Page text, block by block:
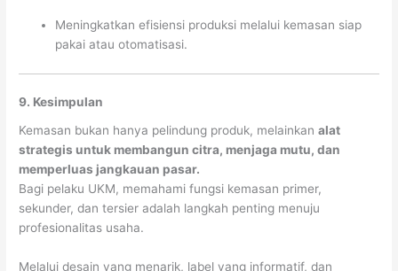
Meningkatkan efisiensi produksi melalui kemasan siap
pakai atau otomatisasi.
9. Kesimpulan
Kemasan bukan hanya pelindung produk, melainkanalat
strategis untuk membangun citra, menjaga mutu, dan
memperluas jangkauan pasar.
Bagi pelaku UKM, memahami fungsi kemasan primer,
sekunder, dan tersier adalah langkah penting menuju
profesionalitas usaha.
Melalui desain yang menarik, label yang informatif, dan